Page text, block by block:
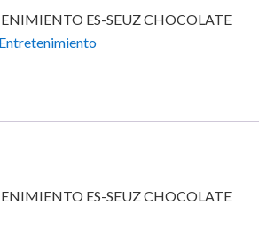
ES-SEUZ CHOCOLATE
ES-SEUZ CHOCOLATE